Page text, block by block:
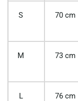
S 70 cm
M 73 cm
L 76 cm